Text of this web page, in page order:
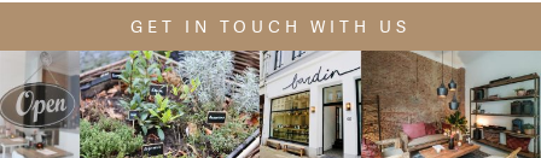
GET IN TOUCH WITH US